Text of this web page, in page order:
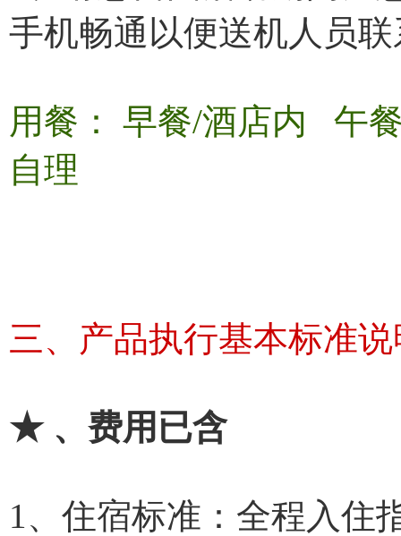
手机畅通以便送机人员
用餐： 早餐/酒店内
自理
三、产品执行基本标准
★ 、费用已含
1、住宿标准：全程入住